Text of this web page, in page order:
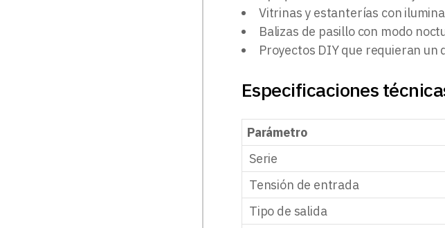
Vitrinas y estanterías con
Balizas de pasillo con modo
Proyectos DIY que requieran
Especificaciones
Parámetro
Serie
Tensión de entrada
Tipo de salida